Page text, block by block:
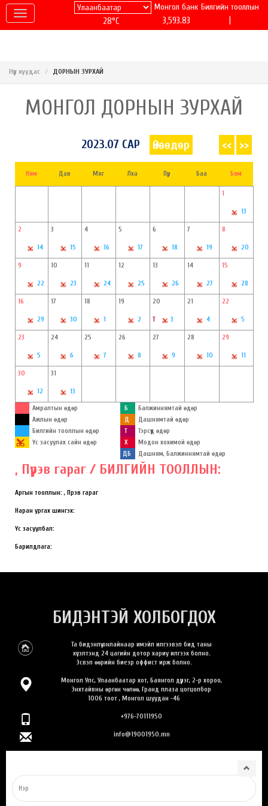
28°C
Монгол банк
3,593.83
Билгийн тооллын
Нүүр хуудас ДОРНЫН ЗУРХАЙ
МОНГОЛ ДОРНЫН ЗУРХАЙ
2023.07 САР Өнөөдөр << >>
Ням Дав Мяг Лха Пүр Баа Бям
1
13
2
14
3
15
4
16
5
17
6
18
7
19
8
20
9
22
10
23
11
24
12
25
13
26
14
27
15
28
16
29
17
30
18
1
19
2
20
Т 3
21
4
22
5
23
5
24
6
25
7
26
8
27
9
28
10
29
11
30
12
31
13
Амралтын өдөр Б
Балжиннямтай өдөр
Ажлын өдөр
Д
Дашнямтай өдөр
Билгийн тооллын өдөр
Т
Тэрсүүд өдөр
Үс засуулах сайн өдөр
Х
Модон хохимой өдөр
ДБ
Дашням, Балжиннямтай өдөр
, Пүрэв гараг / БИЛГИЙН ТООЛЛЫН:
Аргын тооллын: , Пүрэв гараг
Наран ургах шингэх:
Үс засуулбал:
Барилдлага:
БИДЭНТЭЙ ХОЛБОГДОХ
Та бидэнлүү онлайнаар имэйл илгээвэл бид таны
хүсэлтэнд 24 цагийн дотор хариу илгээх болно.
Эсвэл өөрийн биеэр оффист ирж болно.
Монгол Улс, Улаанбаатар хот, Баянгол дүүрэг, 2-р хороо,
Энхтайвны өргөн чөлөө, Гранд плаза цогцолбор
1006 тоот , Монгол шуудан -46
+976-70111950
info@19001950.mn